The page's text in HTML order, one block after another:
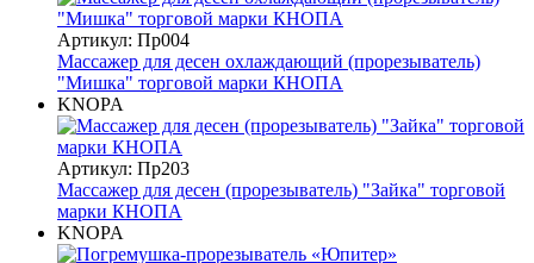
Артикул: Пр004
Массажер для десен охлаждающий (прорезыватель)
"Мишка" торговой марки КНОПА
KNOPA
Артикул: Пр203
Массажер для десен (прорезыватель) "Зайка" торговой
марки КНОПА
KNOPA